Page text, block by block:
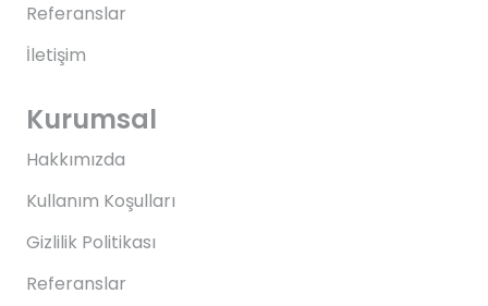
Referanslar
İletişim
Kurumsal
Hakkımızda
Kullanım Koşulları
Gizlilik Politikası
Referanslar